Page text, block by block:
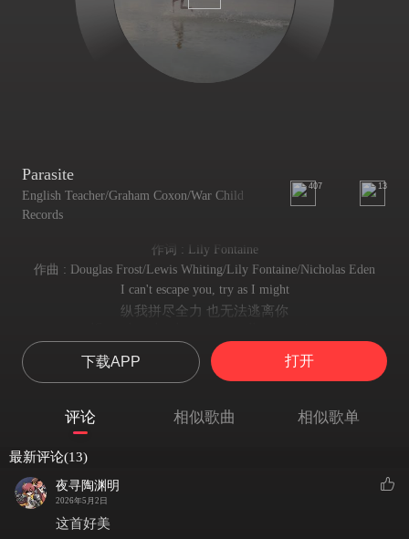
Parasite
English Teacher/Graham Coxon/War Child
Records
407 13
作词 : Lily Fontaine
作曲 : Douglas Frost/Lewis Whiting/Lily Fontaine/Nicholas Eden
I can't escape you, try as I might
纵我拼尽全力 也无法逃离你
因我早已栖身于你 如寄生的魂灵
So when you're feeling weak, that's me
所以 你感受到的每寸虚弱 都源于我
我是翻涌的恶心 是灼人的高烧
This occasion is crying, crying for a cake for the passing of fun
仪式在悲鸣 为逝去的欢愉泣求祭奠
You don't swing in our moral playground, do you, babe?
下载APP 打开
评论 相似歌曲 相似歌单
最新评论(13)
夜寻陶渊明
2026年5月2日
这首好美